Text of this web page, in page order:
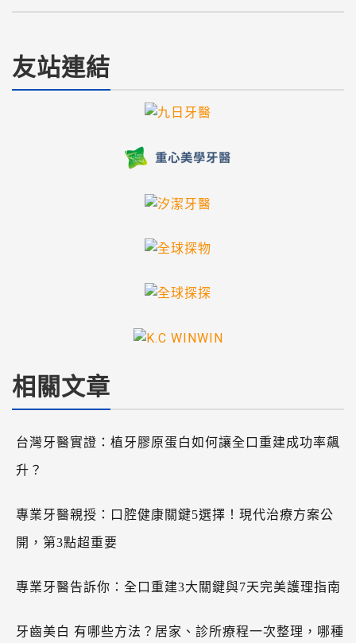
友站連結
相關文章
台灣牙醫實證：植牙膠原蛋白如何讓全口重建成功率飆
升？
專業牙醫親授：口腔健康關鍵5選擇！現代治療方案公
開，第3點超重要
專業牙醫告訴你：全口重建3大關鍵與7天完美護理指南
牙齒美白 有哪些方法？居家、診所療程一次整理，哪種